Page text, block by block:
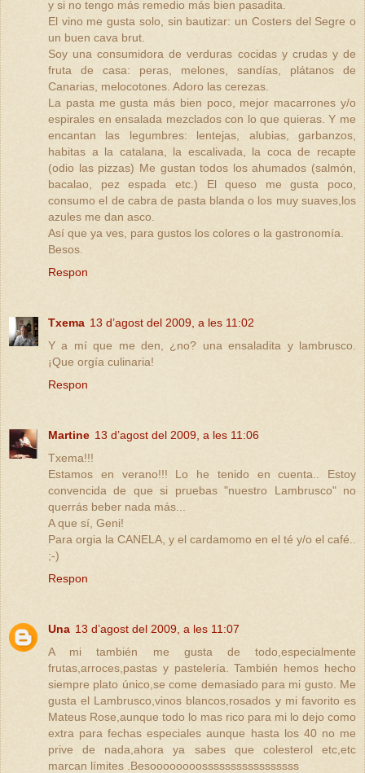
y si no tengo más remedio más bien pasadita.
El vino me gusta solo, sin bautizar: un Costers del Segre o
un buen cava brut.
Soy una consumidora de verduras cocidas y crudas y de
fruta de casa: peras, melones, sandías, plátanos de
Canarias, melocotones. Adoro las cerezas.
La pasta me gusta más bien poco, mejor macarrones y/o
espirales en ensalada mezclados con lo que quieras. Y me
encantan las legumbres: lentejas, alubias, garbanzos,
habitas a la catalana, la escalivada, la coca de recapte
(odio las pizzas) Me gustan todos los ahumados (salmón,
bacalao, pez espada etc.) El queso me gusta poco,
consumo el de cabra de pasta blanda o los muy suaves,los
azules me dan asco.
Así que ya ves, para gustos los colores o la gastronomía.
Besos.
Respon
Txema 13 d’agost del 2009, a les 11:02
Y a mí que me den, ¿no? una ensaladita y lambrusco.
¡Que orgía culinaria!
Respon
Martine 13 d’agost del 2009, a les 11:06
Txema!!!
Estamos en verano!!! Lo he tenido en cuenta.. Estoy
convencida de que si pruebas "nuestro Lambrusco" no
querrás beber nada más...
A que sí, Geni!
Para orgia la CANELA, y el cardamomo en el té y/o el café..
;-)
Respon
Una 13 d’agost del 2009, a les 11:07
A mi también me gusta de todo,especialmente
frutas,arroces,pastas y pastelería. También hemos hecho
siempre plato único,se come demasiado para mi gusto. Me
gusta el Lambrusco,vinos blancos,rosados y mi favorito es
Mateus Rose,aunque todo lo mas rico para mi lo dejo como
extra para fechas especiales aunque hasta los 40 no me
prive de nada,ahora ya sabes que colesterol etc,etc
marcan límites .Besoooooooosssssssssssssssss